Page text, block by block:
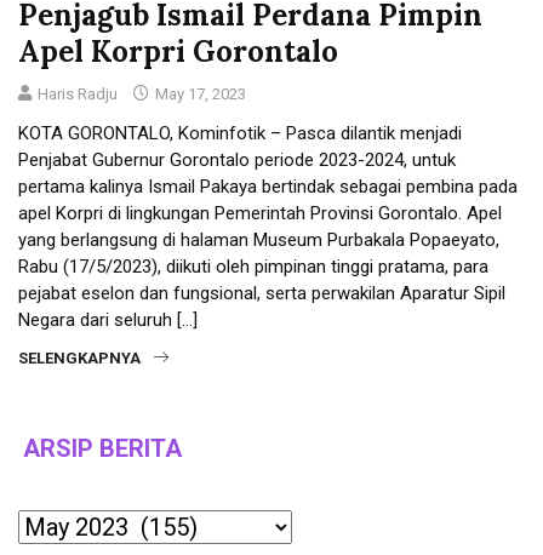
Penjagub Ismail Perdana Pimpin
Apel Korpri Gorontalo
Haris Radju May 17, 2023
KOTA GORONTALO, Kominfotik – Pasca dilantik menjadi
Penjabat Gubernur Gorontalo periode 2023-2024, untuk
pertama kalinya Ismail Pakaya bertindak sebagai pembina pada
apel Korpri di lingkungan Pemerintah Provinsi Gorontalo. Apel
yang berlangsung di halaman Museum Purbakala Popaeyato,
Rabu (17/5/2023), diikuti oleh pimpinan tinggi pratama, para
pejabat eselon dan fungsional, serta perwakilan Aparatur Sipil
Negara dari seluruh […]
SELENGKAPNYA
ARSIP BERITA
Archives